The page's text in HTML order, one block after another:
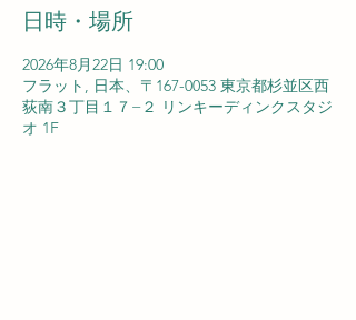
日時・場所
2026年8月22日 19:00
フラット, 日本、〒167-0053 東京都杉並区西
荻南３丁目１７−２ リンキーディンクスタジ
オ 1F